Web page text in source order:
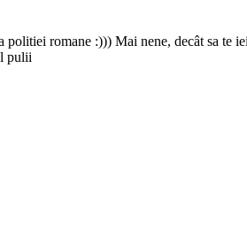
romane :))) Mai nene, decât sa te
pulii